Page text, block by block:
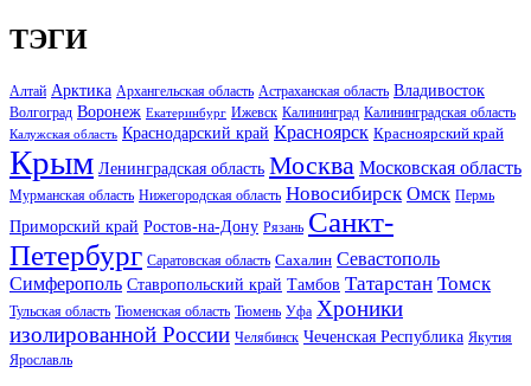
ТЭГИ
Алтай Арктика Архангельская область Астраханская область Владивосток
Волгоград Воронеж Екатеринбург Ижевск Калининград Калининградская область
Калужская область Краснодарский край Красноярск Красноярский край
Крым Ленинградская область Москва Московская область
Мурманская область Нижегородская область Новосибирск Омск Пермь
Приморский край Ростов-на-Дону Рязань Санкт-
Петербург Саратовская область Сахалин Севастополь
Симферополь Ставропольский край Тамбов Татарстан Томск
Тульская область Тюменская область Тюмень Уфа Хроники
изолированной России Челябинск Чеченская Республика Якутия
Ярославль